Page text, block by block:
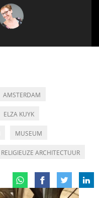
AMSTERDAM
ELZA KUYK
MUSEUM
RELIGIEUZE ARCHITECTUUR